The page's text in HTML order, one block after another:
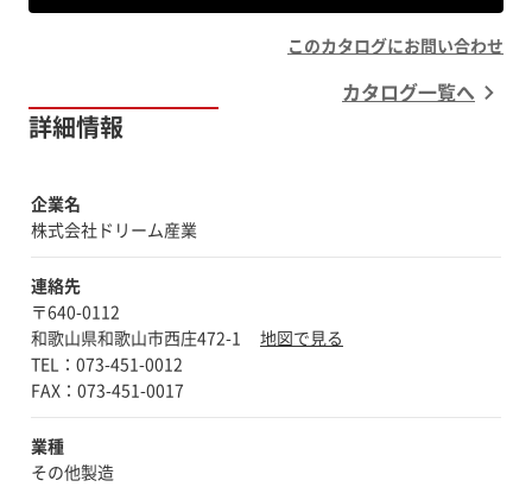
このカタログにお問い合わせ
カタログ一覧へ
詳細情報
企業名
株式会社ドリーム産業
連絡先
〒640-0112
和歌山県和歌山市西庄472-1
地図で見る
TEL：073-451-0012
業種
その他製造